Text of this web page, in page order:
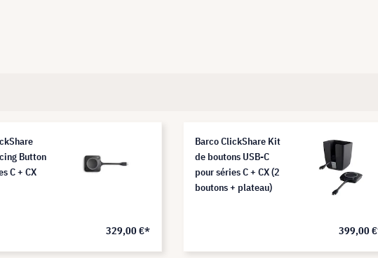
Button
C + CX
329,00 €*
Barco ClickShare Kit
de boutons USB-C
pour séries C + CX (2
boutons + plateau)
399,00